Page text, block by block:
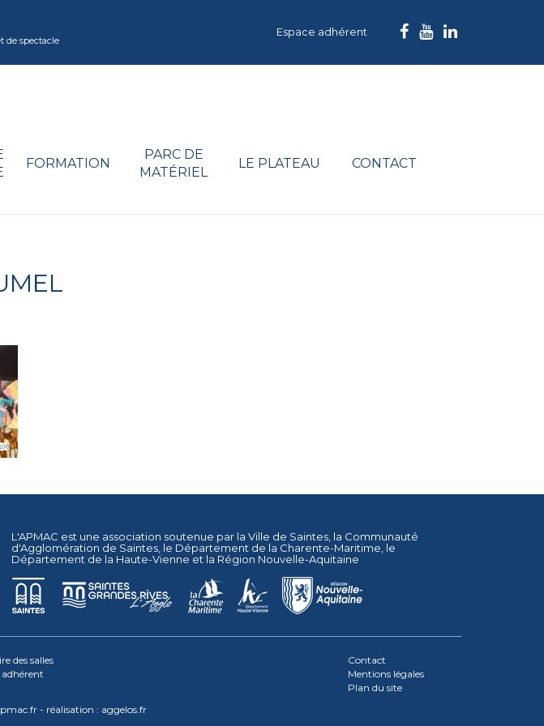
de spectacle
Espace adhérent
FORMATION
PARC DE
MATÉRIEL
LE PLATEAU CONTACT
L'APMAC est une association soutenue par la Ville de Saintes , la Communauté
d'Agglomération de Saintes , le Département de la Charente-Maritime , le
Département de la Haute-Vienne et la Région Nouvelle-Aquitaine
des salles
adhérent
Contact
Mentions légales
Plan du site
- réalisation : aggelos.fr